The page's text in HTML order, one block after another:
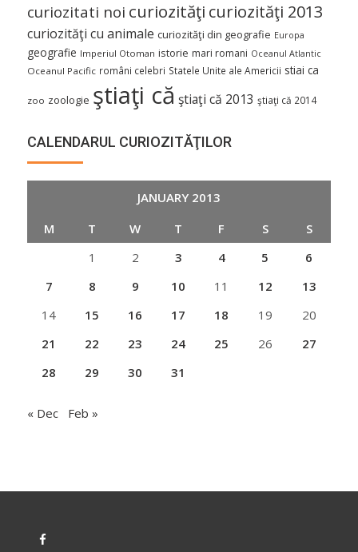
curiozitati noi curiozităţi curiozităţi 2013
curiozităţi cu animale curiozităţi din geografie Europa
geografie Imperiul Otoman istorie mari romani Oceanul Atlantic
Oceanul Pacific români celebri Statele Unite ale Americii stiai ca
zoo zoologie ştiaţi că ştiaţi că 2013 ştiaţi că 2014
CALENDARUL CURIOZITĂŢILOR
JANUARY 2013
M
T W T F S
S
1
2 3 4 5
6
7
8 9 10 11 12
13
14
15 16 17 18 19
20
21
22 23 24 25 26
27
28
29 30 31
« Dec Feb »